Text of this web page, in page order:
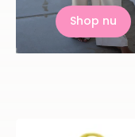
Shop nu